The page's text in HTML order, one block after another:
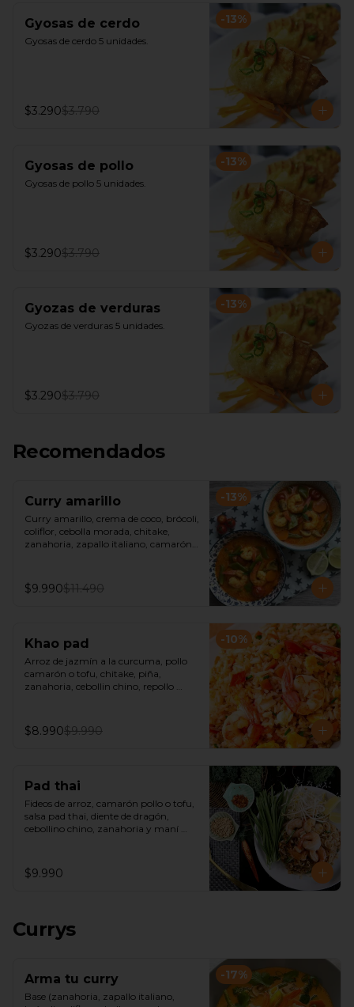
-13%
Gyosas de cerdo
Gyosas de cerdo 5 unidades.
$3.290$3.790
-13%
Gyosas de pollo
Gyosas de pollo 5 unidades.
$3.290$3.790
-13%
Gyozas de verduras
Gyozas de verduras 5 unidades.
$3.290$3.790
Recomendados
-13%
Curry amarillo
Curry amarillo, crema de coco, brócoli,
coliflor, cebolla morada, chitake,
zanahoria, zapallo italiano, camarón,
$9.990$11.490
-10%
Khao pad
Arroz de jazmín a la curcuma, pollo
camarón o tofu, chitake, piña,
zanahoria, cebollin chino, repollo
$8.990$9.990
Pad thai
Fideos de arroz, camarón pollo o tofu,
salsa pad thai, diente de dragón,
cebollino chino, zanahoria y maní
$9.990
Currys
-17%
Arma tu curry
Base (zanahoria, zapallo italiano,